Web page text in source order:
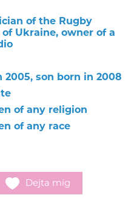
of the Rugby
of Ukraine, owner of a
2005, son born in 2008
of any religion
of any race
Dejta mig